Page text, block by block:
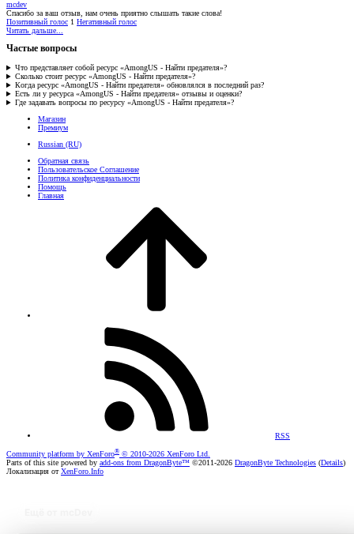
mcdev
Спасибо за ваш отзыв, нам очень приятно слышать такие слова!
Позитивный голос 1 Негативный голос
Читать дальше...
Частые вопросы
Что представляет собой ресурс «AmongUS - Найти предателя»?
Сколько стоит ресурс «AmongUS - Найти предателя»?
Когда ресурс «AmongUS - Найти предателя» обновлялся в последний раз?
Есть ли у ресурса «AmongUS - Найти предателя» отзывы и оценки?
Где задавать вопросы по ресурсу «AmongUS - Найти предателя»?
Магазин
Премиум
Russian (RU)
Обратная связь
Пользовательское Соглашение
Политика конфиденциальности
Помощь
Главная
RSS
Community platform by XenForo® © 2010-2026 XenForo Ltd.
Parts of this site powered by add-ons from DragonByte™ ©2011-2026 DragonByte Technologies (Details)
Локализация отXenForo.Info